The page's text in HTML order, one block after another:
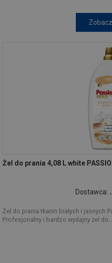
Żel do prania 4,08 L white
Dostawca:
Żel do prania tkanin białych i jasnych
Profesjonalny i bardzo wydajny żel do...